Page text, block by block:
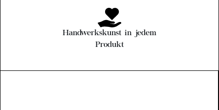
Handwerkskunst in jedem
Produkt